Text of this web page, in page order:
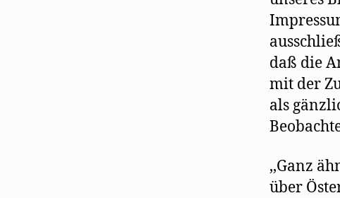
daß die
mit der
als
,,Ganz
über